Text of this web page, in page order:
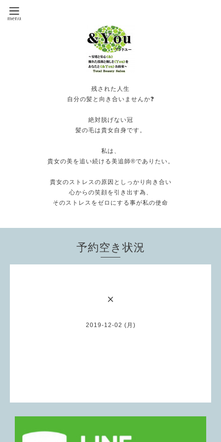
残された人生
自分の髪と向き合いませんか❓
絶対脱げない冠
髪の毛は貴女自身です。
私は、
貴女の美を追い続ける美追師®️でありたい。
貴女のストレスの原因としっかり向き合い
心からの笑顔を引き出す為、
そのストレスをゼロにする事が私の使命
予約空き状況
×
2019-12-02 (月)